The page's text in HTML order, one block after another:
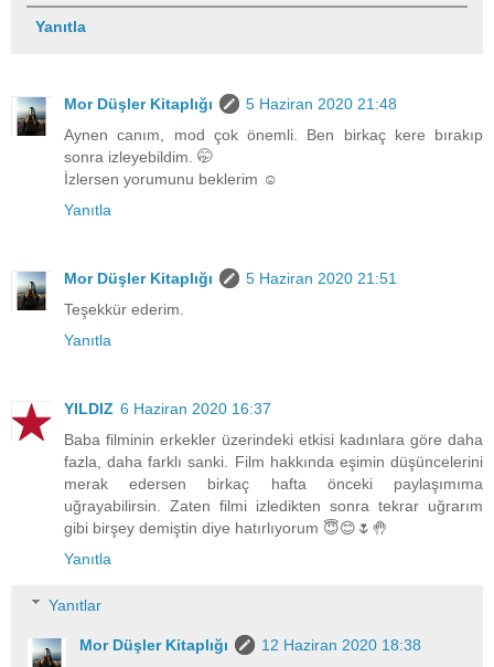
Yanıtla
Mor Düşler Kitaplığı
5 Haziran 2020 21:48
Aynen canım, mod çok önemli. Ben birkaç kere bırakıp
sonra izleyebildim. 🤭
İzlersen yorumunu beklerim ☺️
Yanıtla
Mor Düşler Kitaplığı
5 Haziran 2020 21:51
Teşekkür ederim.
Yanıtla
YILDIZ 6 Haziran 2020 16:37
Baba filminin erkekler üzerindeki etkisi kadınlara göre daha
fazla, daha farklı sanki. Film hakkında eşimin düşüncelerini
merak edersen birkaç hafta önceki paylaşımıma
uğrayabilirsin. Zaten filmi izledikten sonra tekrar uğrarım
gibi birşey demiştin diye hatırlıyorum 😇😊🌷🤚
Yanıtla
Yanıtlar
Mor Düşler Kitaplığı
12 Haziran 2020 18:38